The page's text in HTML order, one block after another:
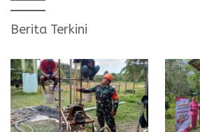
Berita Terkini